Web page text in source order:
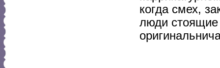
когда смех,
люди стоящие